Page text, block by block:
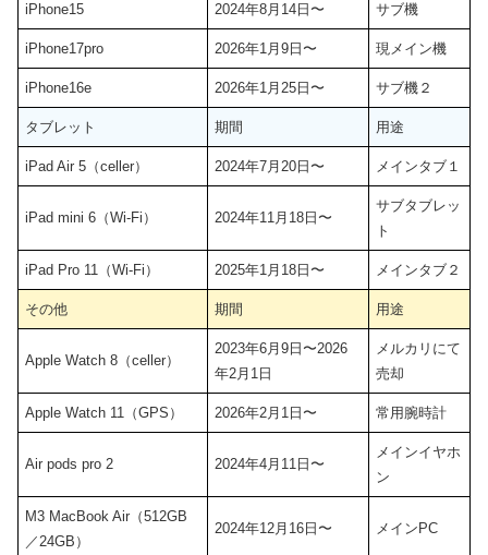
iPhone15 2024年8月14日〜 サブ機
iPhone17pro 2026年1月9日〜 現メイン機
iPhone16e 2026年1月25日〜 サブ機２
タブレット 期間 用途
iPad Air 5（celler） 2024年7月20日〜 メインタブ１
iPad mini 6（Wi-Fi） 2024年11月18日〜
サブタブレッ
ト
iPad Pro 11（Wi-Fi） 2025年1月18日〜 メインタブ２
その他 期間 用途
Apple Watch 8（celler）
2023年6月9日〜2026
年2月1日
メルカリにて
売却
Apple Watch 11（GPS） 2026年2月1日〜 常用腕時計
Air pods pro 2 2024年4月11日〜
メインイヤホ
ン
M3 MacBook Air（512GB
／24GB）
2024年12月16日〜 メインPC